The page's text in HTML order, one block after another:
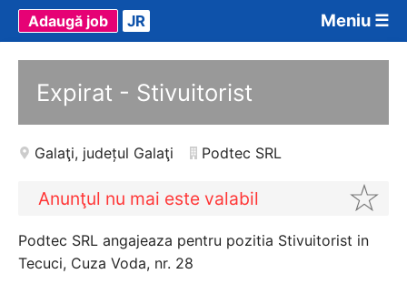
Meniu ☰
Adaugă job JR
Expirat - Stivuitorist
Galaţi, județul Galaţi Podtec SRL
Anunţul nu mai este valabil
Podtec SRL angajeaza pentru pozitia Stivuitorist in
Tecuci, Cuza Voda, nr. 28